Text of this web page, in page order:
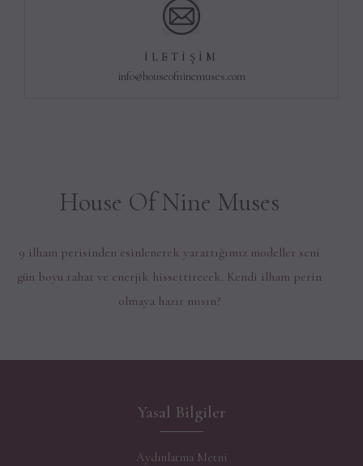
İLETIŞIM
info@houseofninemuses.com
House Of Nine Muses
9 ilham perisinden esinlenerek yarattığımız modeller seni
gün boyu rahat ve enerjik hissettirecek. Kendi ilham perin
olmaya hazır mısın?
Yasal Bilgiler
Aydınlatma Metni